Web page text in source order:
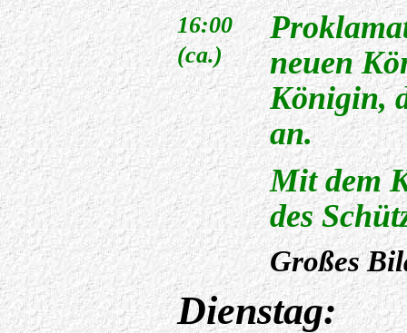
16:00
(ca.)
neuen
Königin,
an.
Mit dem
des
Großes
Dienstag: